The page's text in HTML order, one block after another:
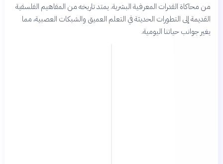
من محاكاة القدرات المعرفية البشرية. يمتد تاريخه من المفاهيم الفلسفية
القديمة إلى التطورات الحديثة في التعلم العميق والشبكات العصبية، مما
يغير جوانب حياتنا اليومية.